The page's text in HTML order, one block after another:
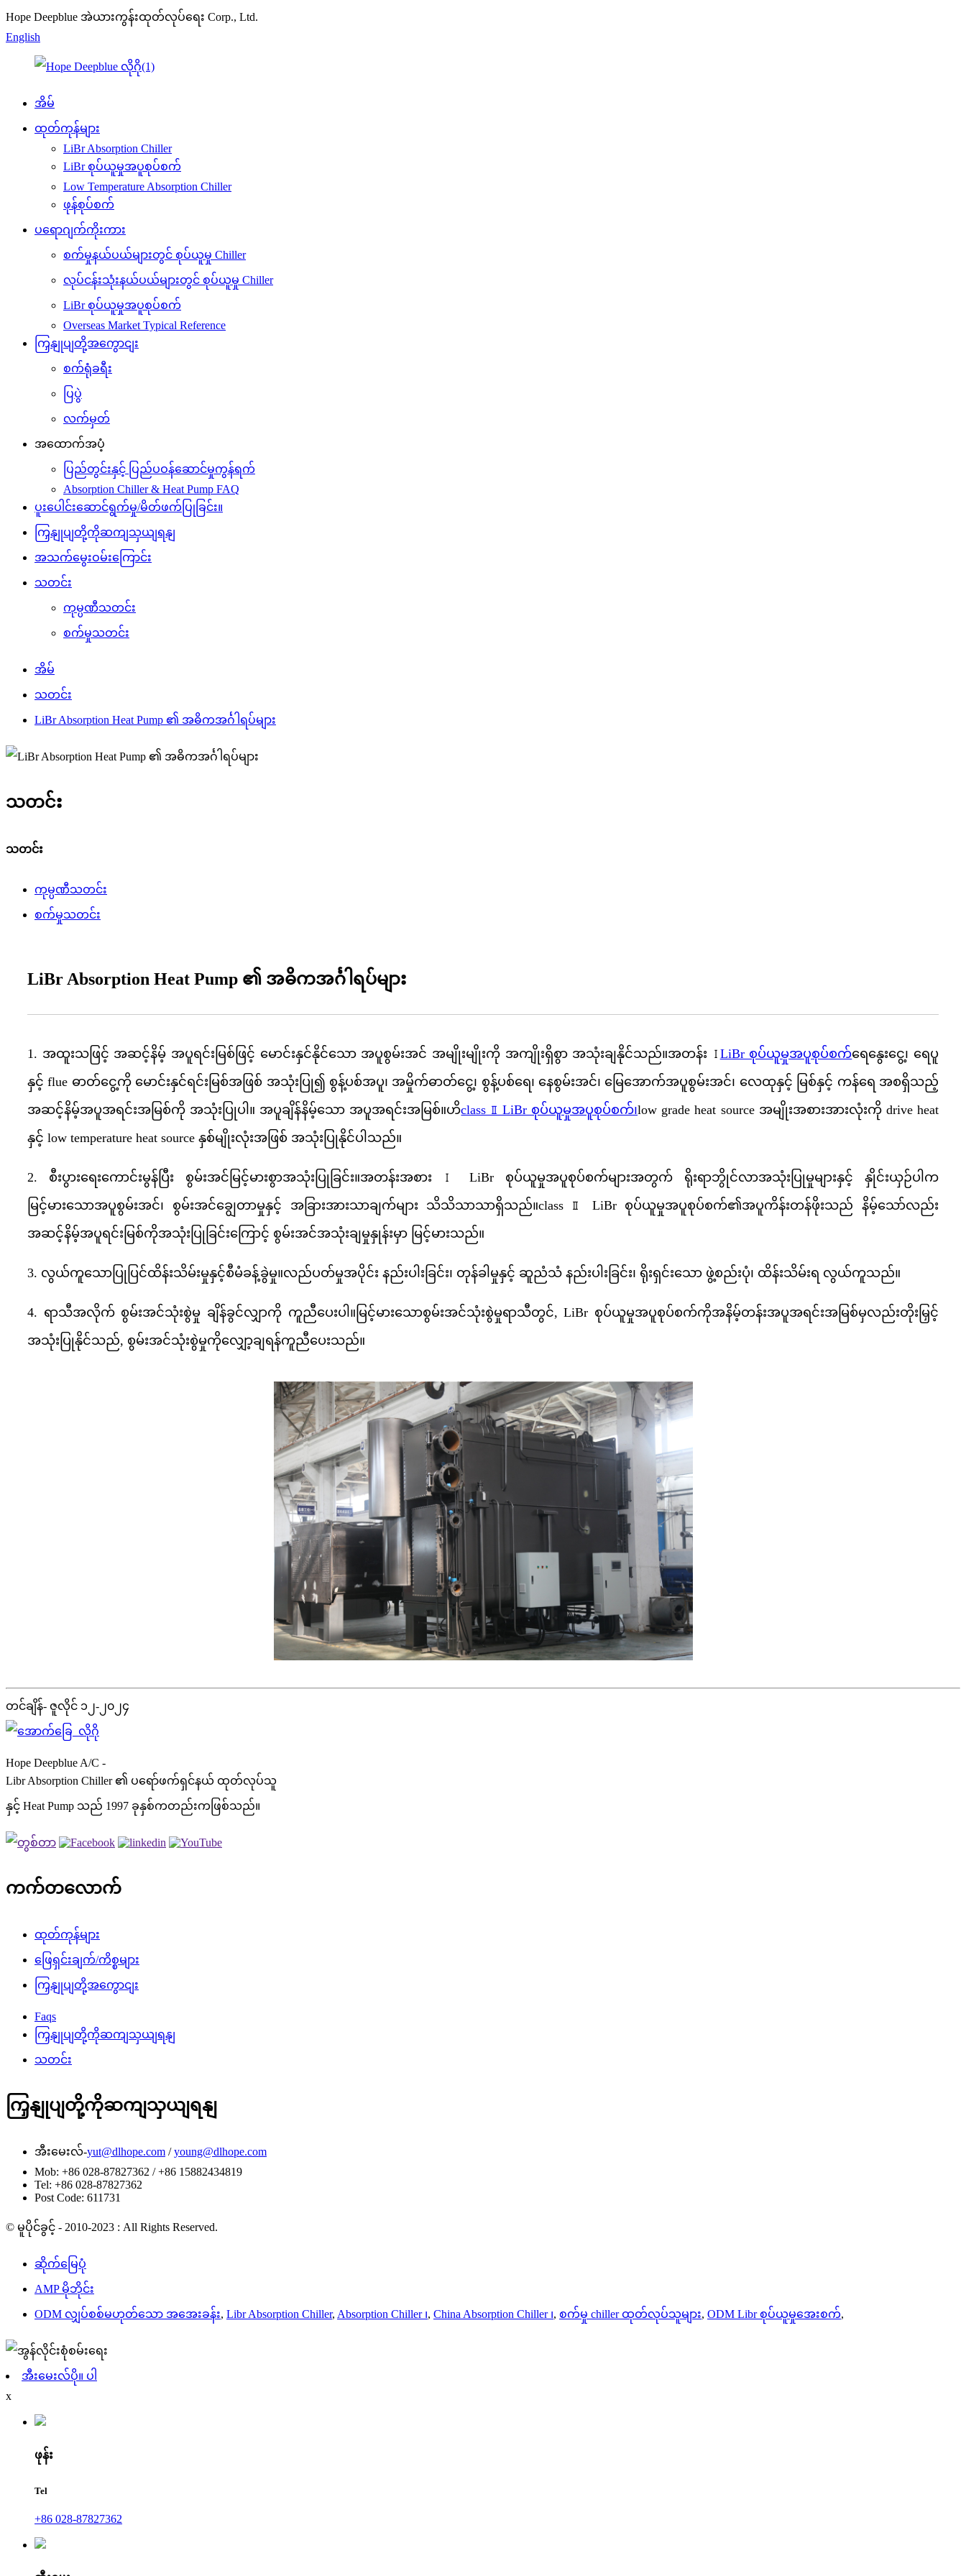
Hope Deepblue အဲယားကွန်းထုတ်လုပ်ရေး Corp., Ltd.
English
အိမ်
ထုတ်ကုန်များ
LiBr Absorption Chiller
LiBr စုပ်ယူမှုအပူစုပ်စက်
Low Temperature Absorption Chiller
ဖုန်စုပ်စက်
ပရောဂျက်ကိုးကား
စက်မှုနယ်ပယ်များတွင် စုပ်ယူမှု Chiller
လုပ်ငန်းသုံးနယ်ပယ်များတွင် စုပ်ယူမှု Chiller
LiBr စုပ်ယူမှုအပူစုပ်စက်
Overseas Market Typical Reference
ကြှနျုပျတို့အကွောငျး
စက်ရုံခရီး
ပြပွဲ
လက်မှတ်
အထောက်အပံ့
ပြည်တွင်းနှင့် ပြည်ပဝန်ဆောင်မှုကွန်ရက်
Absorption Chiller & Heat Pump FAQ
ပူးပေါင်းဆောင်ရွက်မှု/မိတ်ဖက်ပြုခြင်း။
ကြှနျုပျတို့ကိုဆကျသှယျရနျ
အသက်မွေးဝမ်းကြောင်း
သတင်း
ကုမ္ပဏီသတင်း
စက်မှုသတင်း
အိမ်
သတင်း
LiBr Absorption Heat Pump ၏ အဓိကအင်္ဂါရပ်များ
သတင်း
သတင်း
ကုမ္ပဏီသတင်း
စက်မှုသတင်း
LiBr Absorption Heat Pump ၏ အဓိကအင်္ဂါရပ်များ
1. အထူးသဖြင့် အဆင့်နိမ့် အပူရင်းမြစ်ဖြင့် မောင်းနှင်နိုင်သော အပူစွမ်းအင် အမျိုးမျိုးကို အကျိုးရှိစွာ အသုံးချနိုင်သည်။အတန်း Ⅰ LiBr စုပ်ယူမှုအပူစုပ်စက်ရေနွေးငွေ့၊ ရေပူ
နှင့် flue ဓာတ်ငွေ့ကို မောင်းနှင်ရင်းမြစ်အဖြစ် အသုံးပြု၍ စွန့်ပစ်အပူ၊ အမှိုက်ဓာတ်ငွေ့၊ စွန့်ပစ်ရေ၊ နေစွမ်းအင်၊ မြေအောက်အပူစွမ်းအင်၊ လေထုနှင့် မြစ်နှင့် ကန်ရေ အစရှိသည့်
အဆင့်နိမ့်အပူအရင်းအမြစ်ကို အသုံးပြုပါ။ အပူချိန်နိမ့်သော အပူအရင်းအမြစ်။ဟိclass Ⅱ LiBr စုပ်ယူမှုအပူစုပ်စက်၊low grade heat source အမျိုးအစားအားလုံးကို drive heat
နှင့် low temperature heat source နှစ်မျိုးလုံးအဖြစ် အသုံးပြုနိုင်ပါသည်။
2. စီးပွားရေးကောင်းမွန်ပြီး စွမ်းအင်မြင့်မားစွာအသုံးပြုခြင်း။အတန်းအစား Ⅰ LiBr စုပ်ယူမှုအပူစုပ်စက်များအတွက် ရိုးရာဘွိုင်လာအသုံးပြုမှုများနှင့် နှိုင်းယှဉ်ပါက
မြင့်မားသောအပူစွမ်းအင်၊ စွမ်းအင်ချွေတာမှုနှင့် အခြားအားသာချက်များ သိသိသာသာရှိသည်။class Ⅱ LiBr စုပ်ယူမှုအပူစုပ်စက်၏အပူကိန်းတန်ဖိုးသည် နိမ့်သော်လည်း
အဆင့်နိမ့်အပူရင်းမြစ်ကိုအသုံးပြုခြင်းကြောင့် စွမ်းအင်အသုံးချမှုနှုန်းမှာ မြင့်မားသည်။
3. လွယ်ကူသောပြုပြင်ထိန်းသိမ်းမှုနှင့်စီမံခန့်ခွဲမှု။လည်ပတ်မှုအပိုင်း နည်းပါးခြင်း၊ တုန်ခါမှုနှင့် ဆူညံသံ နည်းပါးခြင်း၊ ရိုးရှင်းသော ဖွဲ့စည်းပုံ၊ ထိန်းသိမ်းရ လွယ်ကူသည်။
4. ရာသီအလိုက် စွမ်းအင်သုံးစွဲမှု ချိန်ခွင်လျှာကို ကူညီပေးပါ။မြင့်မားသောစွမ်းအင်သုံးစွဲမှုရာသီတွင်, LiBr စုပ်ယူမှုအပူစုပ်စက်ကိုအနိမ့်တန်းအပူအရင်းအမြစ်မှလည်းတိုးမြှင့်
အသုံးပြုနိုင်သည်, စွမ်းအင်သုံးစွဲမှုကိုလျှော့ချရန်ကူညီပေးသည်။
တင်ချိန်- ဇူလိုင် ၁၂-၂၀၂၄
Hope Deepblue A/C -
Libr Absorption Chiller ၏ ပရော်ဖက်ရှင်နယ် ထုတ်လုပ်သူ
နှင့် Heat Pump သည် 1997 ခုနှစ်ကတည်းကဖြစ်သည်။
ကက်တလောက်
ထုတ်ကုန်များ
ဖြေရှင်းချက်/ကိစ္စများ
ကြှနျုပျတို့အကွောငျး
Faqs
ကြှနျုပျတို့ကိုဆကျသှယျရနျ
သတင်း
ကြှနျုပျတို့ကိုဆကျသှယျရနျ
အီးမေးလ်-yut@dlhope.com /young@dlhope.com
Mob: +86 028-87827362 / +86 15882434819
Tel: +86 028-87827362
Post Code: 611731
© မူပိုင်ခွင့် - 2010-2023 : All Rights Reserved.
ဆိုက်မြေပုံ
AMP မိုဘိုင်း
ODM လျှပ်စစ်မဟုတ်သော အအေးခန်း, Libr Absorption Chiller, Absorption Chiller ၊, China Absorption Chiller ၊, စက်မှု chiller ထုတ်လုပ်သူများ, ODM Libr စုပ်ယူမှုအေးစက်,
အီးမေးလ်ပို။ ပါ
x
ဖုန်း
Tel
+86 028-87827362